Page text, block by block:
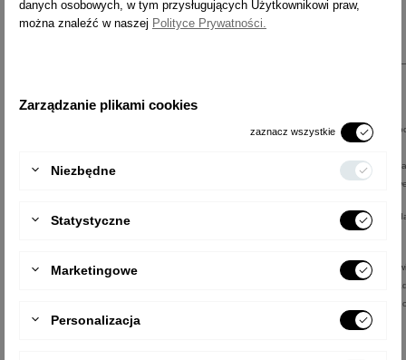
Kupujący traci swoje uprawnienia, jeżeli przed upływem
Sprzedaży nie zawiadomi o tym Sprzedawcy. Do zachowania
terminu wystarczy wysłanie zawiadomienia przed jego
6 miesięcy domniemania istnienia niezgodności w chwili
Sprzedawca odpowiada wobec Klienta, jeżeli Produkt w
jego wydania jest niezgodny z Umową Sprzedaży; w
stwierdzenia niezgodności przed upływem sześciu miesięcy
wydania Produktu domniemywa się, że istniała ona w chwili
danych osobowych, w tym przysługujących Użytkownikowi praw,
można znaleźć w naszej Polityce Prywatności.
Zarządzanie plikami cookies
zaznacz wszystkie
Niezbędne
Statystyczne
Marketingowe
Personalizacja